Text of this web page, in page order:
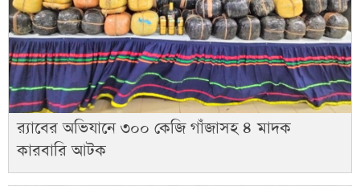
র‌্যাবের অভিযানে ৩০০ কেজি গাঁজাসহ ৪ মাদক
কারবারি আটক